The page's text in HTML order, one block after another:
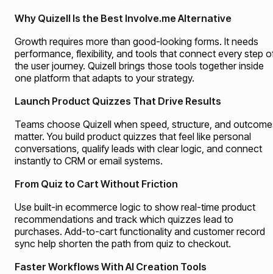
Why Quizell Is the Best Involve.me Alternative
Growth requires more than good-looking forms. It needs
performance, flexibility, and tools that connect every step
the user journey. Quizell brings those tools together inside
one platform that adapts to your strategy.
Launch Product Quizzes That Drive Results
Teams choose Quizell when speed, structure, and
matter. You build product quizzes that feel like personal
conversations, qualify leads with clear logic, and connect
instantly to CRM or email systems.
From Quiz to Cart Without Friction
Use built-in ecommerce logic to show real-time product
recommendations and track which quizzes lead to
purchases. Add-to-cart functionality and customer record
sync help shorten the path from quiz to checkout.
Faster Workflows With AI Creation Tools